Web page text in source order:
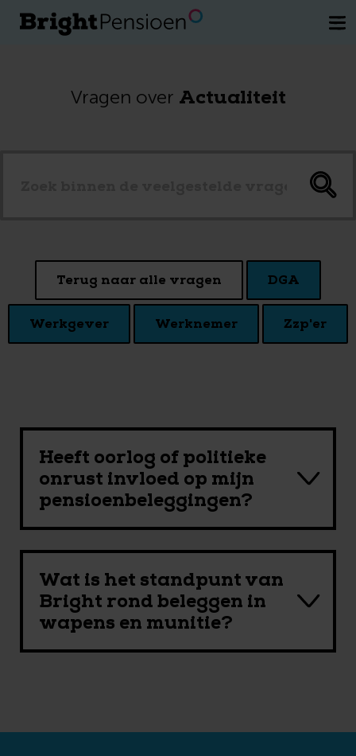
Wil je een kosteloos gesprek met een
van onze pensioenexperts.
Vragen over Actualiteit
Terug naar alle vragen DGA
Werkgever Werknemer Zzp'er
Heeft oorlog of politieke
onrust invloed op mijn
pensioenbeleggingen?
Wat is het standpunt van
Bright rond beleggen in
wapens en munitie?